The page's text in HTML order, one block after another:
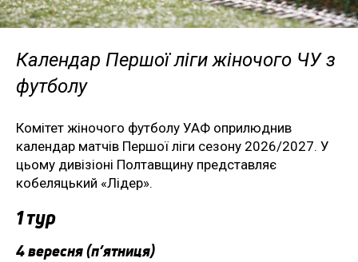
Календар Першої ліги жіночого ЧУ з
футболу
Комітет жіночого футболу УАФ оприлюднив
календар матчів Першої ліги сезону 2026/2027. У
цьому дивізіоні Полтавщину представляє
кобеляцький «Лідер».
1 тур
4 вересня (п’ятниця)